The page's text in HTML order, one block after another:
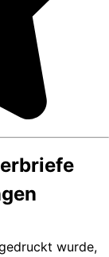
wurde,